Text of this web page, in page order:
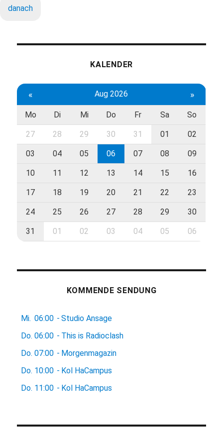
danach
KALENDER
« Aug 2026 »
Mo Di Mi Do Fr Sa So
27 28 29 30 31 01 02
03 04 05 06 07 08 09
10 11 12 13 14 15 16
17 18 19 20 21 22 23
24 25 26 27 28 29 30
31 01 02 03 04 05 06
KOMMENDE SENDUNG
Mi. 06:00 - Studio Ansage
Do. 06:00 - This is Radioclash
Do. 07:00 - Morgenmagazin
Do. 10:00 - Kol HaCampus
Do. 11:00 - Kol HaCampus